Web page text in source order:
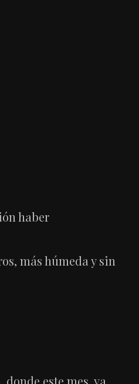
haber
más húmeda y sin
este mes, ya